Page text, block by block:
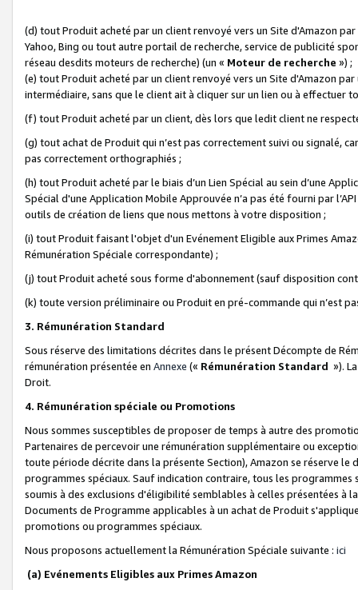
(d) tout Produit acheté par un client renvoyé vers un Site d'Amazon
Yahoo, Bing ou tout autre portail de recherche, service de publicité
réseau desdits moteurs de recherche) (un « Moteur de recherche ») ;
(e) tout Produit acheté par un client renvoyé vers un Site d'Amazon
intermédiaire, sans que le client ait à cliquer sur un lien ou à
(f) tout Produit acheté par un client, dès lors que ledit client ne
(g) tout achat de Produit qui n’est pas correctement suivi ou signalé,
pas correctement orthographiés ;
(h) tout Produit acheté par le biais d’un Lien Spécial au sein d’une
Spécial d'une Application Mobile Approuvée n’a pas été fourni par
outils de création de liens que nous mettons à votre disposition ;
(i) tout Produit faisant l'objet d'un Evénement Eligible aux Primes
Rémunération Spéciale correspondante) ;
(j) tout Produit acheté sous forme d'abonnement (sauf disposition
(k) toute version préliminaire ou Produit en pré-commande qui n’est
3. Rémunération Standard
Sous réserve des limitations décrites dans le présent Décompte de
rémunération présentée en Annexe (« Rémunération Standard »).
Droit.
4. Rémunération spéciale ou Promotions
Nous sommes susceptibles de proposer de temps à autre des
Partenaires de percevoir une rémunération supplémentaire ou
toute période décrite dans la présente Section), Amazon se réserve
programmes spéciaux. Sauf indication contraire, tous les
soumis à des exclusions d'éligibilité semblables à celles présentées à
Documents de Programme applicables à un achat de Produit
promotions ou programmes spéciaux.
Nous proposons actuellement la Rémunération Spéciale suivante : ici
(a) Evénements Eligibles aux Primes Amazon